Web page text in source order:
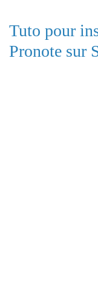
Tuto pour
Pronote sur